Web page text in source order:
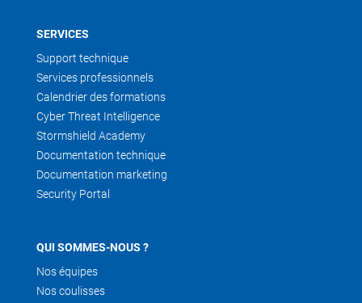
SERVICES
Support technique
Services professionnels
Calendrier des formations
Cyber Threat Intelligence
Stormshield Academy
Documentation technique
Documentation marketing
Security Portal
QUI SOMMES-NOUS ?
Nos équipes
Nos coulisses